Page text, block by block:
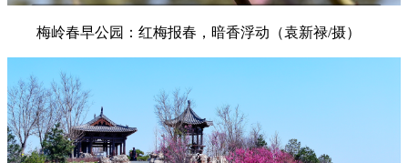
梅岭春早公园：红梅报春，暗香浮动（袁新禄/摄）